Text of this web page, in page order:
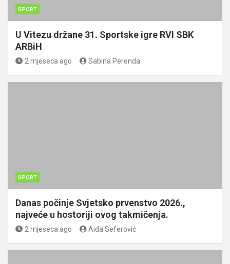
SPORT
U Vitezu držane 31. Sportske igre RVI SBK
ARBiH
2 mjeseca ago Sabina Perenda
SPORT
Danas počinje Svjetsko prvenstvo 2026.,
najveće u hostoriji ovog takmičenja.
2 mjeseca ago Aida Seferović